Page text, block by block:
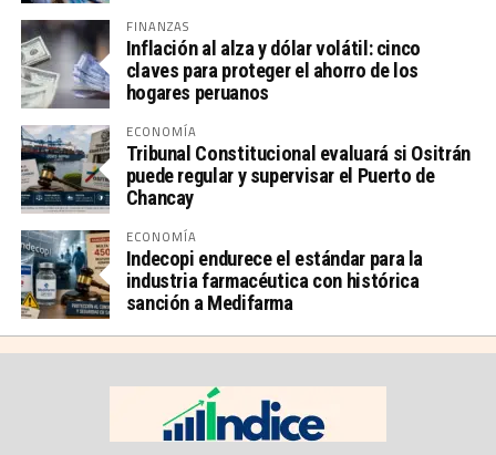
FINANZAS
Inflación al alza y dólar volátil: cinco
claves para proteger el ahorro de los
hogares peruanos
ECONOMÍA
Tribunal Constitucional evaluará si Ositrán
puede regular y supervisar el Puerto de
Chancay
ECONOMÍA
Indecopi endurece el estándar para la
industria farmacéutica con histórica
sanción a Medifarma